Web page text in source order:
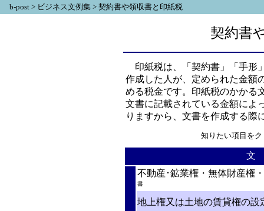
b-post > ビジネス文例集 > 契約書や領収書と印紙税
契約書
印紙税は、「契約書」「手形
作成した人が、定められた金額
める税金です。印紙税のかかる
文書に記載されている金額によ
りますから、文書を作成する際
知りたい項目を
文
不動産･鉱業権・無体財産権
書
地上権又は土地の賃貸権の